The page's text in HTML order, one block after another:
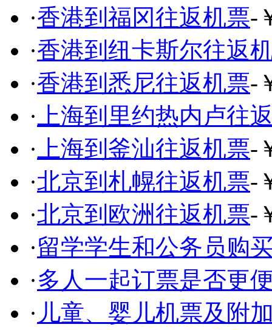
·香港到福冈往返机票-
·香港到纽卡斯尔往返
·香港到悉尼往返机票-
· 上海到里约热内卢往
· 上海到釜汕往返机票-
·北京到札幌往返机票-
·北京到欧洲往返机票-
·留学学生和公务员购
·多人一起订票是否更
· 儿童、婴儿机票及附